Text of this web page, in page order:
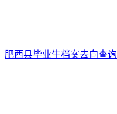
肥西县毕业生档案去向查询